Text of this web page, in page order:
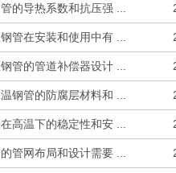
的导热系数和抗压强 ...
管在安装和使用中有 ...
管的管道补偿器设计 ...
钢管的防腐层材料和 ...
高温下的稳定性和安 ...
管网布局和设计需要 ...